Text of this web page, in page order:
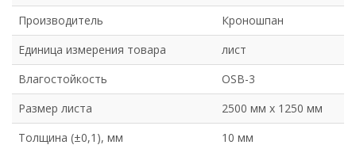
Производитель
Кроношпан
Единица измерения товара
лист
Влагостойкость
OSB-3
Размер листа
2500 мм х 1250 мм
Толщина (±0,1), мм
10 мм